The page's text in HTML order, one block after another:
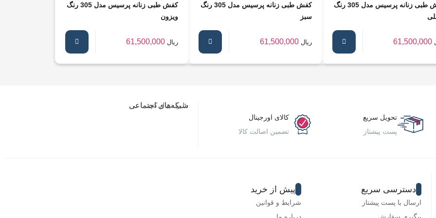
کفش طبی زنانه پرسیس مدل 305 رنگ
61,500,000
کفش طبی زنانه پرسیس مدل 305 رنگ
سبز
61,500,000 ریال
کفش طبی زنانه پرسیس مدل 305 رنگ
ویزون
61,500,000 ریال
تحویل سریع
پست پیشتاز
کالای اورجینال
تضمین اصالت کالا
شبکه‌های اجتماعی
ما را دنبال کنید…
دسترسی سریع
ارسال با پست پیشتاز
پیش از خرید
شرایط و قوانین